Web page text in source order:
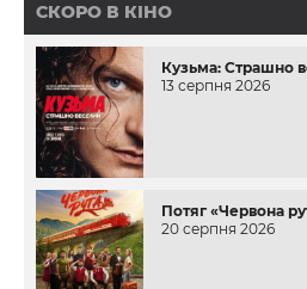
СКОРО В КІНО
Кузьма: Страшно
13 серпня 2026
Потяг «Червона
20 серпня 2026